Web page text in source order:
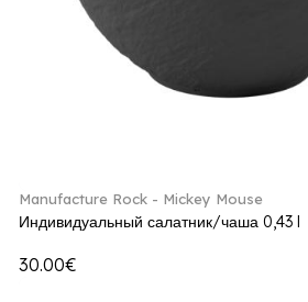
Manufacture Rock - Mickey Mouse
Индивидуальный салатник/чаша 0,43 l
30.00€